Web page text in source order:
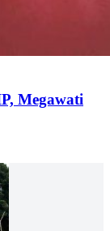
Megawati